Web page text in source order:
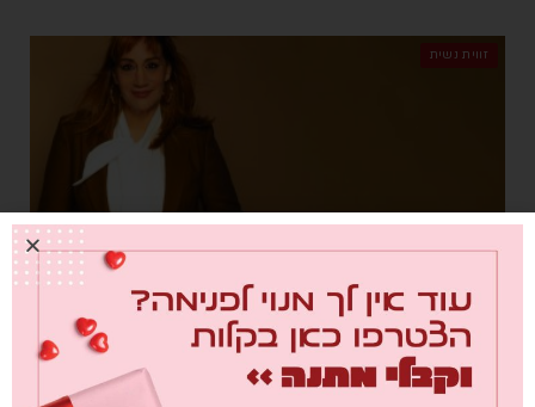
זווית נשית
ההצגה חייבת להימשך
טל ביסמוט 06/05/2021